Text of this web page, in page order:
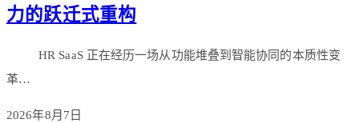
力的跃迁式重构
HR SaaS 正在经历一场从功能堆叠到智能协同的本质性变
革…
2026年8月7日